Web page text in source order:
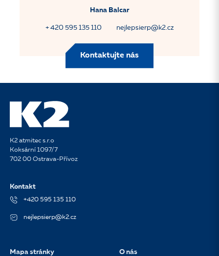
Hana Balcar
+ 420 595 135 110 nejlepsierp@k2.cz
Kontaktujte nás
K2 atmitec s.r.o
Koksární 1097/7
702 00 Ostrava-Přívoz
Kontakt
+420 595 135 110
nejlepsierp@k2.cz
Mapa stránky O nás